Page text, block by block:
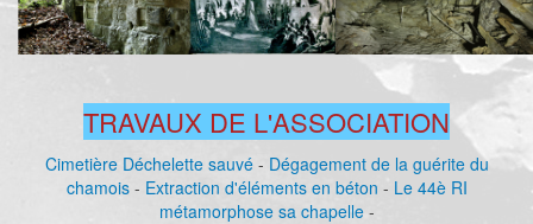
TRAVAUX DE L'ASSOCIATION
Cimetière Déchelette sauvé- Dégagement de la guérite du
chamois- Extraction d'éléments en béton - Le 44è RI
métamorphose sa chapelle-